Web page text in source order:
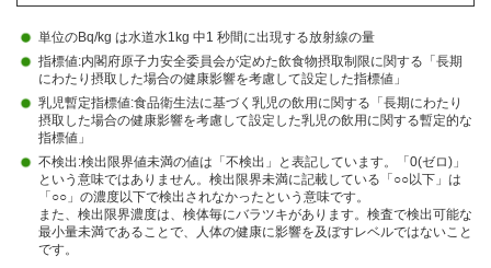
単位のBq/kg は水道水1kg 中1 秒間に出現する放射線の量
指標値:内閣府原子力安全委員会が定めた飲食物摂取制限に関する「長期
にわたり摂取した場合の健康影響を考慮して設定した指標値」
乳児暫定指標値:食品衛生法に基づく乳児の飲用に関する「長期にわたり
摂取した場合の健康影響を考慮して設定した乳児の飲用に関する暫定的な
指標値」
不検出:検出限界値未満の値は「不検出」と表記しています。「0(ゼロ)」
という意味ではありません。検出限界未満に記載している「○○以下」は
「○○」の濃度以下で検出されなかったという意味です。
また、検出限界濃度は、検体毎にバラツキがあります。検査で検出可能な
最小量未満であることで、人体の健康に影響を及ぼすレベルではないこと
です。